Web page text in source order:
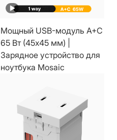
Мощный USB-модуль A+C
65 Вт (45x45 мм) |
Зарядное устройство для
ноутбука Mosaic